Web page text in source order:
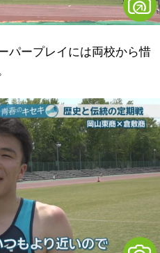
パープレイには両校から惜